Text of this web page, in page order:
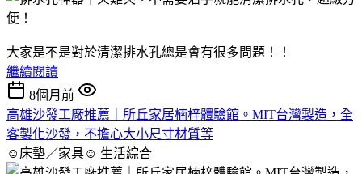
大家是不是對於清潔排水孔總是會有很多問題！！
繼續閱讀
8個月前
高雄沙發工廠推薦｜所丘家居楠梓體驗館。MIT台灣製造，全
客製化沙發，不擔心大小尺寸材質等
☺床墊／家具☺ 生活綜合